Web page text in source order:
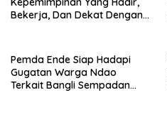
Bekerja, Dan Dekat Dengan
Pemda Ende Siap Hadapi
Gugatan Warga Ndao
Terkait Bangli Sempadan